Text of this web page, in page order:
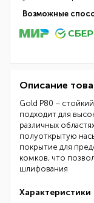
Возможные
Описание
Gold P80 –
подходит для
различных
полуоткрытую
покрытие для
комков, что
шлифования
Характеристики